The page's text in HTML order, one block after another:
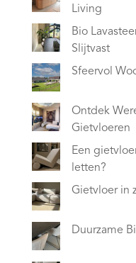
Living
Bio
Slijtvast
Sfeervol
Ontdek
Gietvloeren
Een
letten?
Gietvloer in
Duurzame